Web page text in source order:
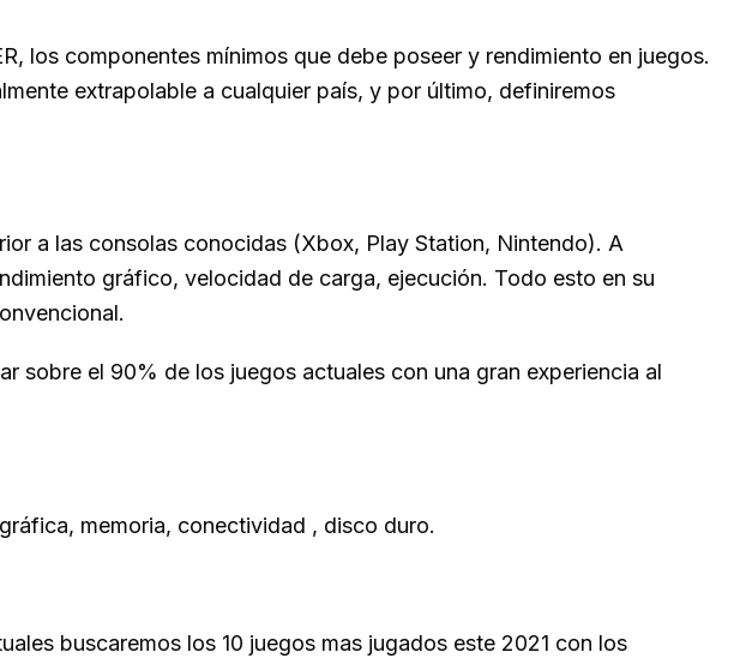
los componentes mínimos que debe poseer y rendimiento en juegos.
extrapolable a cualquier país, y por último, definiremos
a las consolas conocidas (Xbox, Play Station, Nintendo). A
gráfico, velocidad de carga, ejecución. Todo esto en su
sobre el 90% de los juegos actuales con una gran experiencia al
memoria, conectividad , disco duro.
buscaremos los 10 juegos mas jugados este 2021 con los